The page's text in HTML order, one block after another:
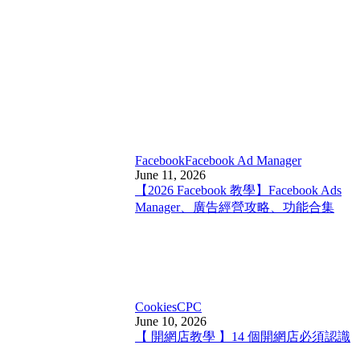
FacebookFacebook Ad Manager
June 11, 2026
【2026 Facebook 教學】Facebook Ads
Manager、廣告經營攻略、功能合集
CookiesCPC
June 10, 2026
【 開網店教學 】14 個開網店必須認識